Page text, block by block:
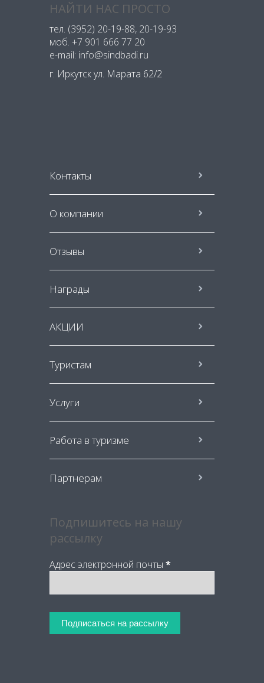
НАЙТИ НАС ПРОСТО
тел. (3952) 20-19-88, 20-19-93
моб. +7 901 666 77 20
e-mail: info@sindbadi.ru
г. Иркутск ул. Марата 62/2
Контакты
О компании
Отзывы
Награды
АКЦИИ
Туристам
Услуги
Работа в туризме
Партнерам
Подпишитесь на нашу
рассылку
Адрес электронной почты *